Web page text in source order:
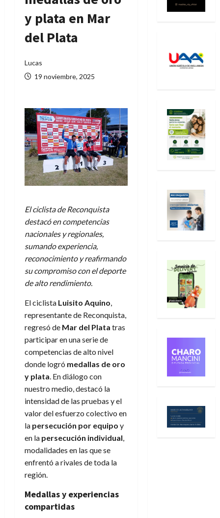
y plata en Mar
del Plata
Lucas
19 noviembre, 2025
El ciclista de Reconquista
destacó en competencias
nacionales y regionales,
sumando experiencia,
reconocimiento y reafirmando
su compromiso con el deporte
de alto rendimiento.
El ciclista Luisito Aquino
representante de Reconquista,
regresó de Mar del Plata tras
participar en una serie de
competencias de alto nivel
donde logró medallas de oro
y plata . En diálogo con
nuestro medio, destacó la
intensidad de las pruebas y el
valor del esfuerzo colectivo en
la persecución por equipo y
en la persecución individual
modalidades en las que se
enfrentó a rivales de toda la
región.
Medallas y experiencias
compartidas